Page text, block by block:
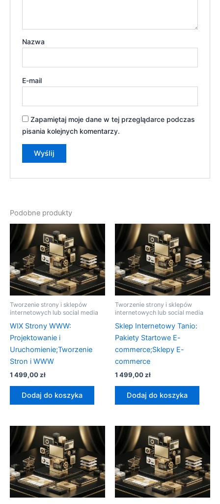
Nazwa
E-mail
Zapamiętaj moje dane w tej przeglądarce podczas
pisania kolejnych komentarzy.
Podobne produkty
Tworzenie strony i sklepów
internetowych lub social media
WIX Strony WWW:
Projektowanie i
Uruchomienie;Tworzenie
Stron i WWW
1 499,00zł
Dodaj do koszyka
Tworzenie strony i sklepów
internetowych lub social media
Sklep Internetowy Tanio:
Pakiety Startowe E-
commerce;Sklepy E-
commerce
1 499,00zł
Dodaj do koszyka